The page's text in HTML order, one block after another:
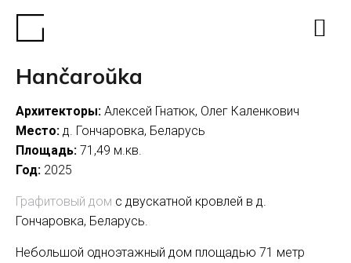
Hančaroŭka
Архитекторы: Алексей Гнатюк, Олег Каленкович
Место: д. Гончаровка, Беларусь
Площадь: 71,49 м.кв.
Год: 2025
Графитовый дом с двускатной кровлей в д.
Гончаровка, Беларусь.
Небольшой одноэтажный дом площадью 71 метр